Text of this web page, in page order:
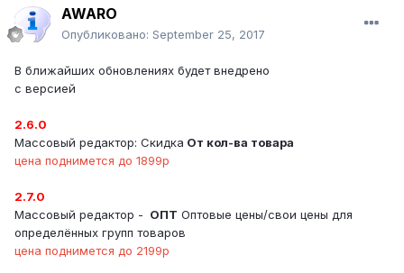
AWARO
Опубликовано: September 25, 2017
В ближайших обновлениях будет внедрено
с версией
2.6.0
Массовый редактор: Скидка От кол-ва товара
цена поднимется до 1899р
2.7.0
Массовый редактор - ОПТ Оптовые цены/свои цены для
определённых групп товаров
цена поднимется до 2199р